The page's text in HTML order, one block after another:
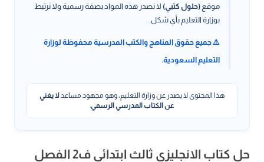
موقع (حلول كتبي) لا نصدر هذه المواد بصفة رسمية ولا نرتبط
بوزارة التعليم بأي شكل.
⚠️ جميع حقوق المناهج والكتب المدرسية محفوظة لوزارة
التعليم السعودية.
هذا المحتوى لا يصدر عن وزارة التعليم، وهو مجهود مساعدلا يغني
عن الكتاب المدرسي الرسمي.
حل كتاب الانجليزي ثالث ابتدائي ف2 الفصل